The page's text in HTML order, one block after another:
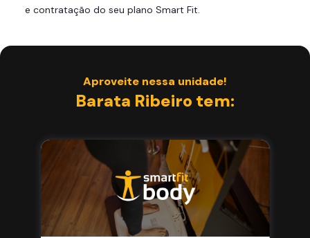
Área de musculação e aeróbicos
e contratação do seu plano Smart Fit.
Aproveite nessa unidade!
Barata Ribeiro tem: